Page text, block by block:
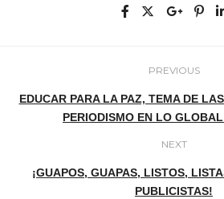
PREVIOUS
EDUCAR PARA LA PAZ, TEMA DE
PERIODISMO EN LO
NEXT
¡GUAPOS, GUAPAS, LISTOS,
PUBLICISTAS!